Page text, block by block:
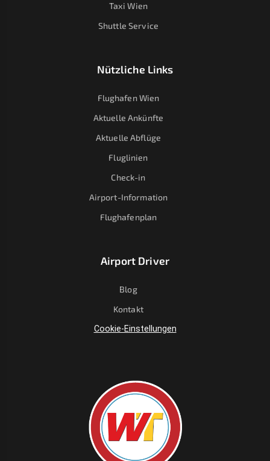
Taxi Wien
Shuttle Service
Nützliche Links
Flughafen Wien
Aktuelle Ankünfte
Aktuelle Abflüge
Fluglinien
Check-in
Airport-Information
Flughafenplan
Airport Driver
Blog
Kontakt
Cookie-Einstellungen